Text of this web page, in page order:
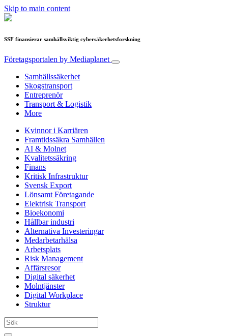
Skip to main content
SSF finansierar samhällsviktig cybersäkerhetsforskning
Företagsportalen by Mediaplanet
Samhällssäkerhet
Skogstransport
Entreprenör
Transport & Logistik
More
Kvinnor i Karriären
Framtidssäkra Samhällen
AI & Molnet
Kvalitetssäkring
Finans
Kritisk Infrastruktur
Svensk Export
Lönsamt Företagande
Elektrisk Transport
Bioekonomi
Hållbar industri
Alternativa Investeringar
Medarbetarhälsa
Arbetsplats
Risk Management
Affärsresor
Digital säkerhet
Molntjänster
Digital Workplace
Struktur